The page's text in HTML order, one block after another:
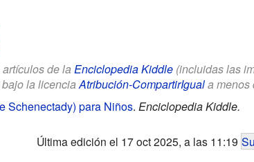
de la Enciclopedia Kiddle(incluidas las
bajo la licenciaAtribución-CompartirIguala menos
Schenectady) para Niños. Enciclopedia Kiddle.
Última edición el 17 oct 2025, a las 11:19